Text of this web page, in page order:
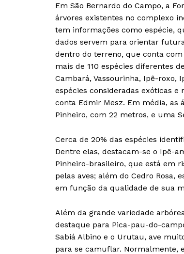
Em São Bernardo do Campo, a
árvores existentes no complexo
tem informações como espécie,
dados servem para orientar
dentro do terreno, que conta
mais de 110 espécies diferentes
Cambará, Vassourinha, Ipê-roxo,
espécies consideradas exóticas e
conta Edmir Mesz. Em média,
Pinheiro, com 22 metros, e uma
Cerca de 20% das espécies
Dentre elas, destacam-se o Ipê-
Pinheiro-brasileiro, que está em
pelas aves; além do Cedro Rosa,
em função da qualidade de sua
Além da grande variedade
destaque para Pica-pau-do-
Sabiá Albino e o Urutau, ave
para se camuflar. Normalmente,